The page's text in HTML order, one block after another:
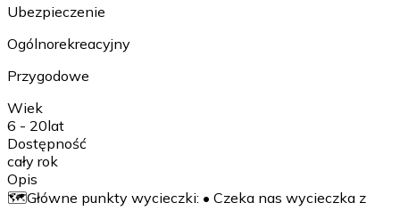
Ubezpieczenie
Ogólnorekreacyjny
Przygodowe
Wiek
6 - 20lat
Dostępność
cały rok
Opis
🗺️Główne punkty wycieczki: • Czeka nas wycieczka z